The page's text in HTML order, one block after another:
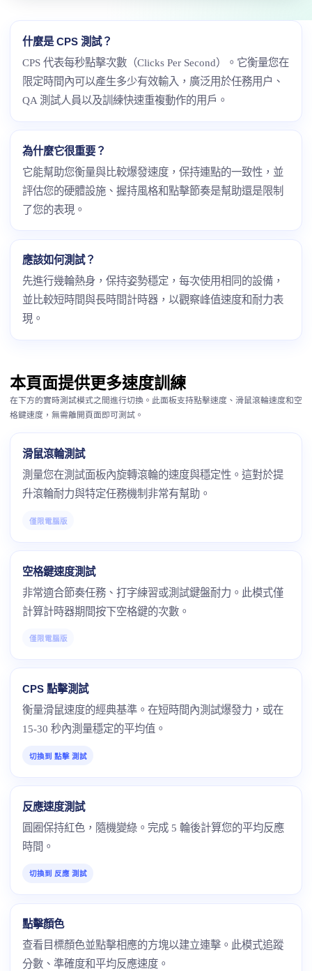
什麼是 CPS 測試？
CPS 代表每秒點擊次數（Clicks Per Second）。它衡量您在
限定時間內可以產生多少有效輸入，廣泛用於任務用户、
QA 測試人員以及訓練快速重複動作的用戶。
為什麼它很重要？
它能幫助您衡量與比較爆發速度，保持連點的一致性，並
評估您的硬體設施、握持風格和點擊節奏是幫助還是限制
了您的表現。
應該如何測試？
先進行幾輪熱身，保持姿勢穩定，每次使用相同的設備，
並比較短時間與長時間計時器，以觀察峰值速度和耐力表
現。
本頁面提供更多速度訓練
在下方的實時測試模式之間進行切換。此面板支持點擊速度、滑鼠滾輪速度和空
格鍵速度，無需離開頁面即可測試。
滑鼠滾輪測試
測量您在測試面板內旋轉滾輪的速度與穩定性。這對於提
升滾輪耐力與特定任務機制非常有幫助。
僅限電腦版
空格鍵速度測試
非常適合節奏任務、打字練習或測試鍵盤耐力。此模式僅
計算計時器期間按下空格鍵的次數。
僅限電腦版
CPS 點擊測試
衡量滑鼠速度的經典基準。在短時間內測試爆發力，或在
15-30 秒內測量穩定的平均值。
切換到 點擊 測試
反應速度測試
圓圈保持紅色，隨機變綠。完成 5 輪後計算您的平均反應
時間。
切換到 反應 測試
點擊顏色
查看目標顏色並點擊相應的方塊以建立連擊。此模式追蹤
分數、準確度和平均反應速度。